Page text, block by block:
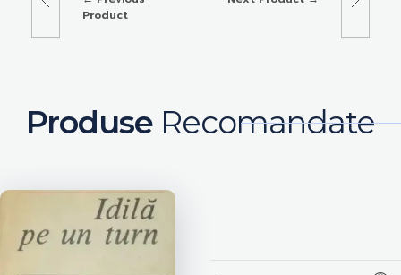
Product
Produse Recomandate